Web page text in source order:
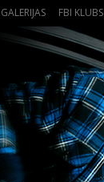
GALERIJAS FBI KLUBS